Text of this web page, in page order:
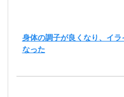
身体の調子が良くなり、イラ
なった